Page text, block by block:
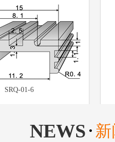
SRQ-01-6
NEWS ●